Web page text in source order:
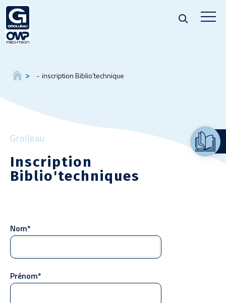
inscription Biblio’technique
Grolleau
Inscription
Biblio'techniques
Nom*
Prénom*